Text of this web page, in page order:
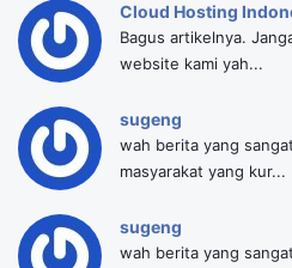
Cloud Hosting
Bagus artikelnya.
website kami yah...
sugeng
wah berita yang
masyarakat yang kur...
sugeng
wah berita yang